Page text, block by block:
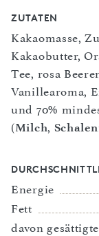
ZUTATEN
Kakaomasse,
Kakaobutter,
Tee, rosa
Vanillearoma,
und 70%
(Milch,
Energie
Fett
davon